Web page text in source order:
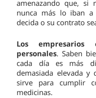
amenazando que, si
nunca más lo iban
decida o su contrato
Los empresarios
personales. Saben
cada día es más
demasiada elevada
sirve para cumplir
medicinas.